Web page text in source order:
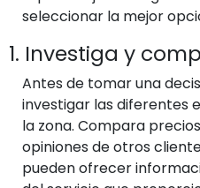
seleccionar la mejor
1. Investiga y
Antes de tomar una
investigar las diferentes
la zona. Compara
opiniones de otros
pueden ofrecer